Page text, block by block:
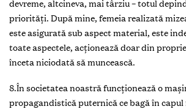
devreme, altcineva, mai târziu – totul
priorităţi. După mine, femeia realizată
este asigurată sub aspect material, este
toate aspectele, acţionează doar din
înceta niciodată să muncească.
8.În societatea noastră funcţionează o
propagandistică puternică ce bagă în capul